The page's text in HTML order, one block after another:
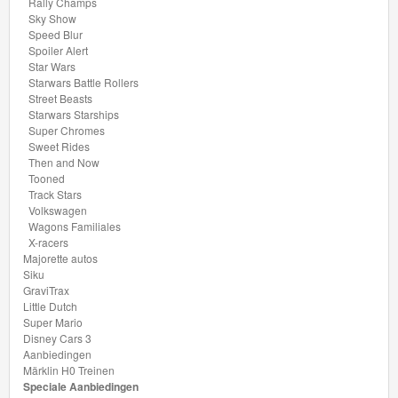
Drag
Strip
HW
Contoured
HW
Drift
HW
Daredevils
HW
Dream
Garage
HW
Sky Show
Speed Blur
Spoiler Alert
Star Wars
Starwars Battle Rollers
Street Beasts
Starwars Starships
Super Chromes
Sweet Rides
Then and Now
Tooned
Track Stars
Volkswagen
Wagons Familiales
X-racers
Majorette autos
Siku
GraviTrax
Little Dutch
Super Mario
Disney Cars 3
Aanbiedingen
Märklin H0 Treinen
Speciale Aanbiedingen